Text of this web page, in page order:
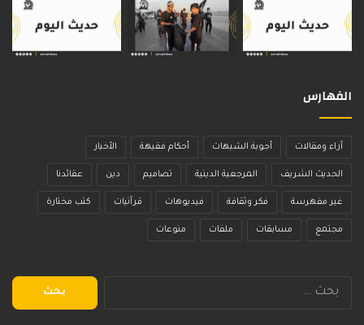
الفهارس
آراء ومقالات أجوبة الشبهات أحكام فقيهة الأخبار
الحديث الشريف المرجعية الدينية تصاميم دين عقائدنا
غير مفهرسة فكر وثقافة فيديوهات قرآنيات كتب مختارة
مجتمع مسابقات ملفات منوعات
البحث